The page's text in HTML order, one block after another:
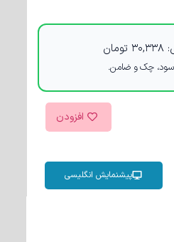
۳۰,۳۳۸ تومان
افزودن
پیشنمایش انگلیسی